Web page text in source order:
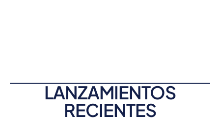
LANZAMIENTOS
RECIENTES